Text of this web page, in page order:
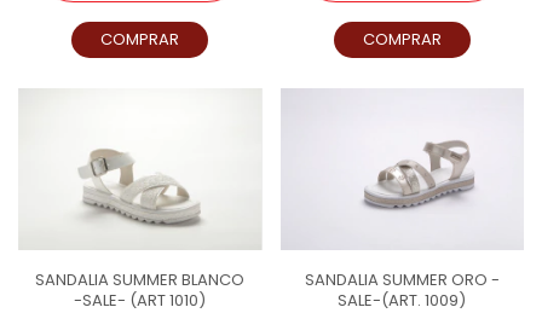
COMPRAR COMPRAR
SANDALIA SUMMER BLANCO
-SALE- (ART 1010)
SANDALIA SUMMER ORO -
SALE-(ART. 1009)